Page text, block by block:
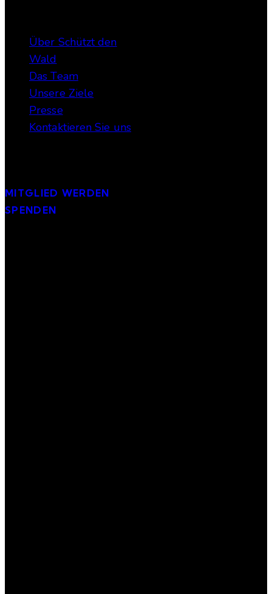
Über Schützt den
Wald
Das Team
Unsere Ziele
Presse
Kontaktieren Sie uns
MITGLIED WERDEN
SPENDEN